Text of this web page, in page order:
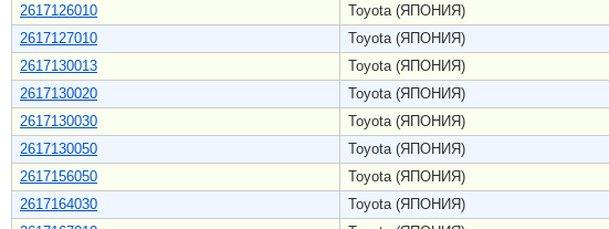
2617126010
Toyota (ЯПОНИЯ)
2617127010
Toyota (ЯПОНИЯ)
2617130013
Toyota (ЯПОНИЯ)
2617130020
Toyota (ЯПОНИЯ)
2617130030
Toyota (ЯПОНИЯ)
2617130050
Toyota (ЯПОНИЯ)
2617156050
Toyota (ЯПОНИЯ)
2617164030
Toyota (ЯПОНИЯ)